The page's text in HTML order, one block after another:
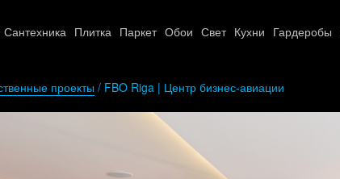
Сантехника Плитка Паркет Обои Свет Кухни Гардеробы
проекты / FBO Riga | Центр бизнес-авиации